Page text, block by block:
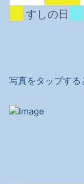
すしの日
写真をタップする